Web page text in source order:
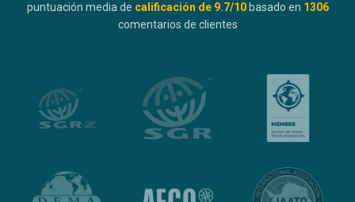
puntuación media de calificación de 9.7/10 basado en 1306
comentarios de clientes